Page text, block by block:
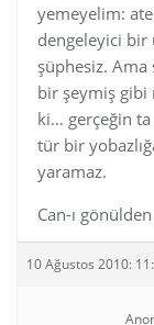
yemeyelim:
dengeleyici bir
şüphesiz.
bir şeymiş gibi
ki… gerçeğin
tür bir
yaramaz.
Can-ı
10 Ağustos 2010: